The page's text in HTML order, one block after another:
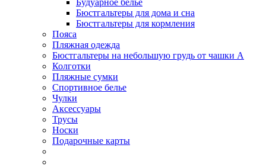
Будуарное белье
Бюстгальтеры для дома и сна
Бюстгальтеры для кормления
Пояса
Пляжная одежда
Бюстгальтеры на небольшую грудь от чашки А
Колготки
Пляжные сумки
Спортивное белье
Чулки
Аксессуары
Трусы
Носки
Подарочные карты